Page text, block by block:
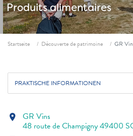
Produits alimentaires
Fil d'ariane
Startseite Découverte de patrimoine GR
PRAKTISCHE INFORMATIONEN
location_on GR Vins
48 route de Champigny 49400